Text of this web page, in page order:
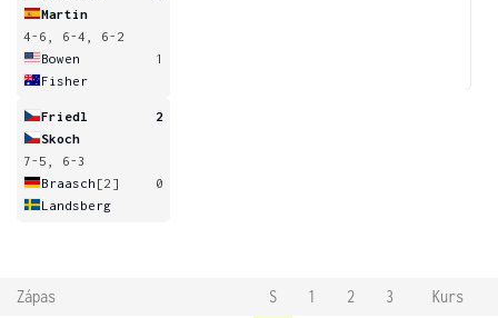
Martin
4-6, 6-4, 6-2
Bowen
1
Fisher
Friedl
2
Skoch
7-5, 6-3
Braasch [2]
0
Landsberg
Zápas S 1 2 3
Kurs